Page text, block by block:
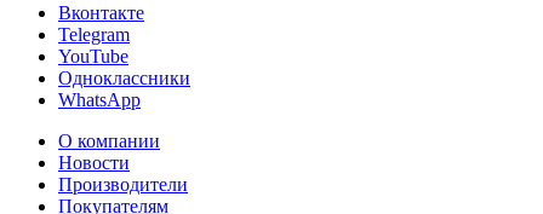
Вконтакте
Telegram
YouTube
Одноклассники
WhatsApp
О компании
Новости
Производители
Покупателям